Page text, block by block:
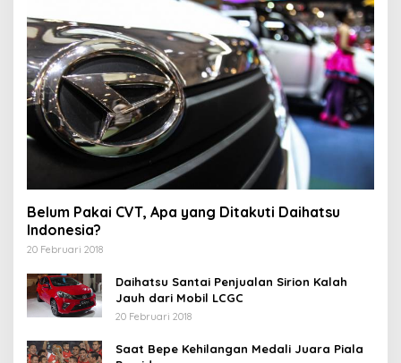
:
Belum Pakai CVT, Apa yang Ditakuti Daihatsu
Indonesia?
20 Februari 2018
Daihatsu Santai Penjualan Sirion Kalah
Jauh dari Mobil LCGC
20 Februari 2018
Saat Bepe Kehilangan Medali Juara Piala